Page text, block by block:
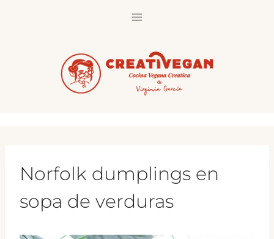
Norfolk dumplings en
sopa de verduras